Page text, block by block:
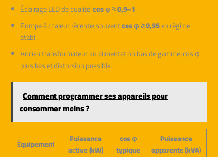
Éclairage LED de qualité:cos φ ≈ 0,9–1.
Pompe à chaleur récente: souventcos φ ≥ 0,95en régime
établi.
Ancien transformateur ou alimentation bas de gamme: cos φ
plus bas et distorsion possible.
Comment programmer ses appareils pour
consommer moins ?
Équipement
Puissance
active (kW)
cos φ
typique
Puissance
apparente (kVA)